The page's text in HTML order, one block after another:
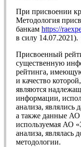
При присвоении
Методология
банкам https://
в силу 14.07.2021).
Присвоенный
существенную
рейтинга,
и качество
являются
информации,
анализа, являлись
а также данные
используемая АО
анализа, являлась
методологии.